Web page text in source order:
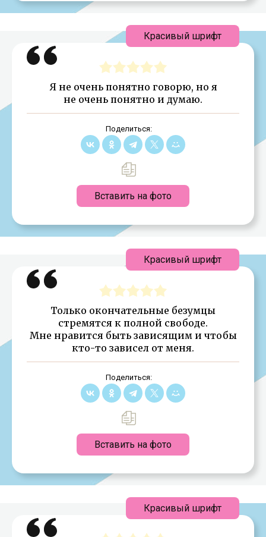
Я не очень понятно говорю, но я
не очень понятно и думаю.
Поделиться:
Вставить на фото
Красивый шрифт
Только окончательные безумцы
стремятся к полной свободе.
Мне нравится быть зависящим и чтобы
кто-то зависел от меня.
Поделиться:
Вставить на фото
Красивый шрифт
Красивый шрифт